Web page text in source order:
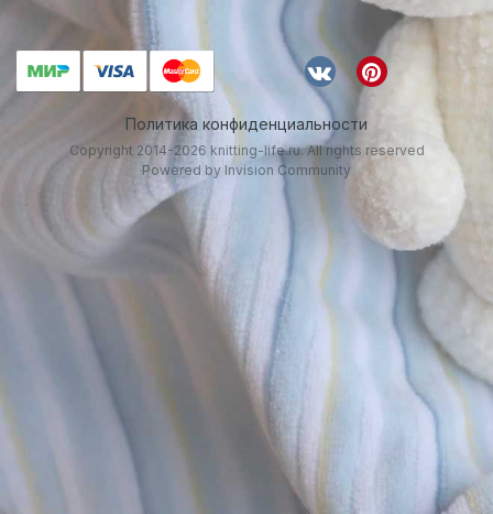
Политика конфиденциальности
Copyright 2014-2026 knitting-life.ru. All rights reserved
Powered by Invision Community